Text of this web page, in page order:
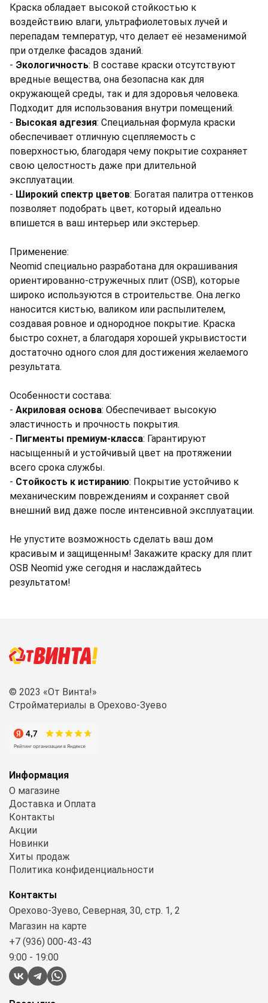
Краска обладает высокой стойкостью к
воздействию влаги, ультрафиолетовых лучей и
перепадам температур, что делает её незаменимой
при отделке фасадов зданий.
- Экологичность: В составе краски отсутствуют
вредные вещества, она безопасна как для
окружающей среды, так и для здоровья человека.
Подходит для использования внутри помещений.
- Высокая адгезия: Специальная формула краски
обеспечивает отличную сцепляемость с
поверхностью, благодаря чему покрытие сохраняет
свою целостность даже при длительной
эксплуатации.
- Широкий спектр цветов: Богатая палитра оттенков
позволяет подобрать цвет, который идеально
впишется в ваш интерьер или экстерьер.
Применение:
Neomid специально разработана для окрашивания
ориентированно-стружечных плит (OSB), которые
широко используются в строительстве. Она легко
наносится кистью, валиком или распылителем,
создавая ровное и однородное покрытие. Краска
быстро сохнет, а благодаря хорошей укрывистости
достаточно одного слоя для достижения желаемого
результата.
Особенности состава:
- Акриловая основа: Обеспечивает высокую
эластичность и прочность покрытия.
- Пигменты премиум-класса: Гарантируют
насыщенный и устойчивый цвет на протяжении
всего срока службы.
- Стойкость к истиранию: Покрытие устойчиво к
механическим повреждениям и сохраняет свой
внешний вид даже после интенсивной эксплуатации.
Не упустите возможность сделать ваш дом
красивым и защищенным! Закажите краску для плит
OSB Neomid уже сегодня и наслаждайтесь
результатом!
© 2023 «От Винта!»
Стройматериалы в Орехово-Зуево
Контакты
Орехово-Зуево, Северная, 30, стр. 1, 2
Магазин на карте
+7 (936) 000-43-43
9:00 - 19:00
Информация
О магазине
Доставка и Оплата
Контакты
Акции
Новинки
Хиты продаж
Политика конфиденциальности